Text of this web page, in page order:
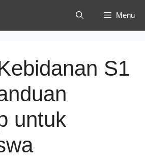
Menu
S1
untuk